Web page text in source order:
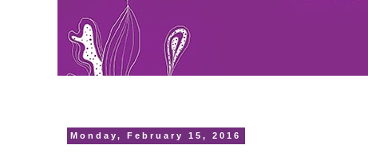
Monday, February 15, 2016